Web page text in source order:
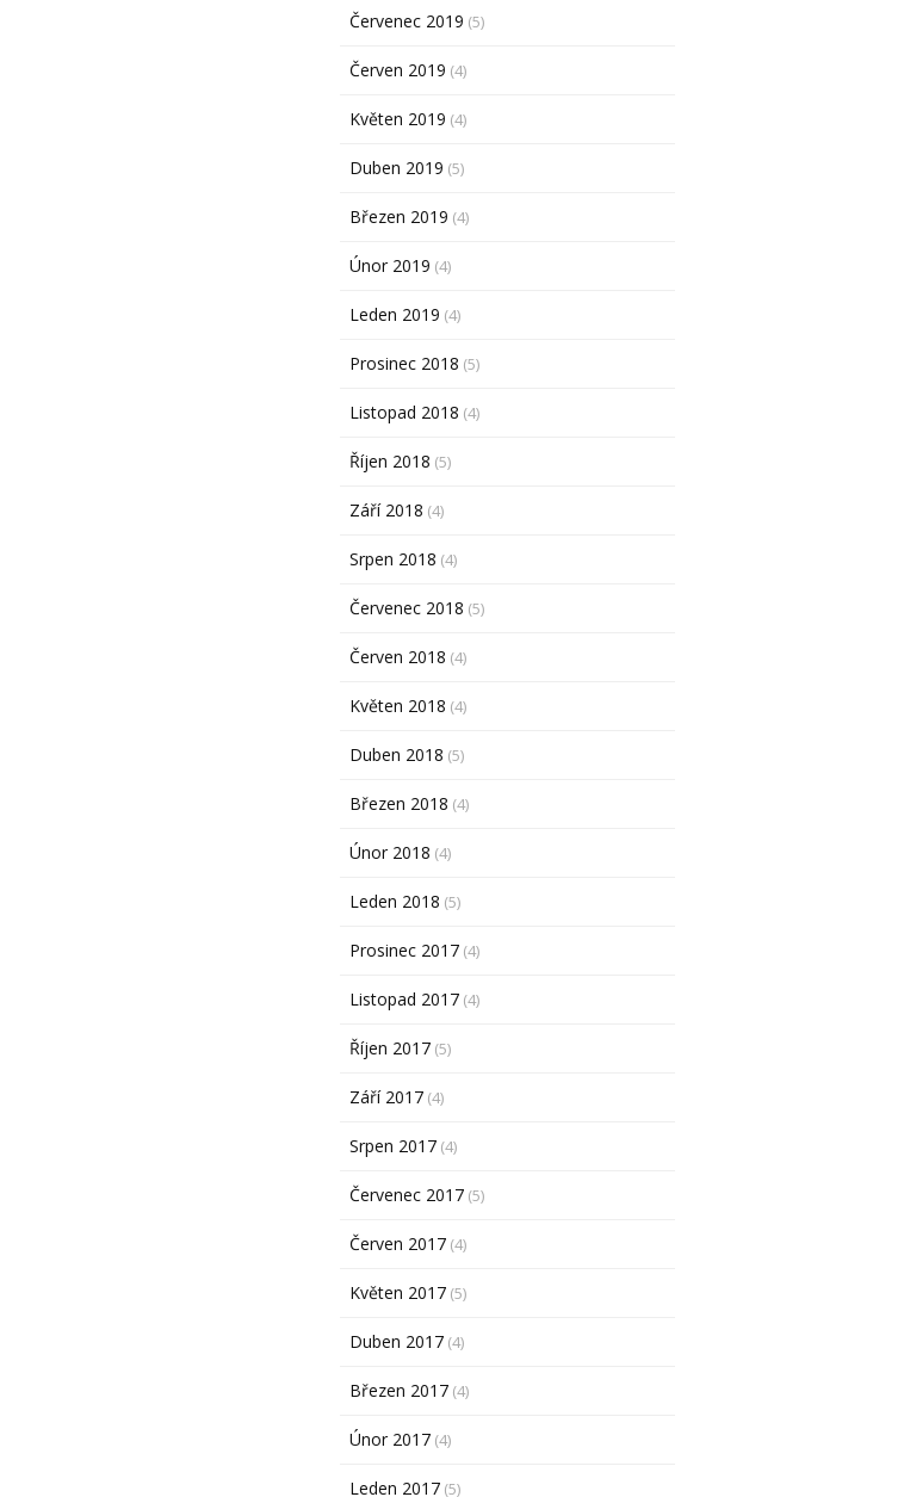
Červenec 2019 (5)
Červen 2019 (4)
Květen 2019 (4)
Duben 2019 (5)
Březen 2019 (4)
Únor 2019 (4)
Leden 2019 (4)
Prosinec 2018 (5)
Listopad 2018 (4)
Říjen 2018 (5)
Září 2018 (4)
Srpen 2018 (4)
Červenec 2018 (5)
Červen 2018 (4)
Květen 2018 (4)
Duben 2018 (5)
Březen 2018 (4)
Únor 2018 (4)
Leden 2018 (5)
Prosinec 2017 (4)
Listopad 2017 (4)
Říjen 2017 (5)
Září 2017 (4)
Srpen 2017 (4)
Červenec 2017 (5)
Červen 2017 (4)
Květen 2017 (5)
Duben 2017 (4)
Březen 2017 (4)
Únor 2017 (4)
Leden 2017 (5)